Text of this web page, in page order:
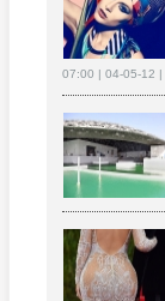
07:00 | 04-05-12 |